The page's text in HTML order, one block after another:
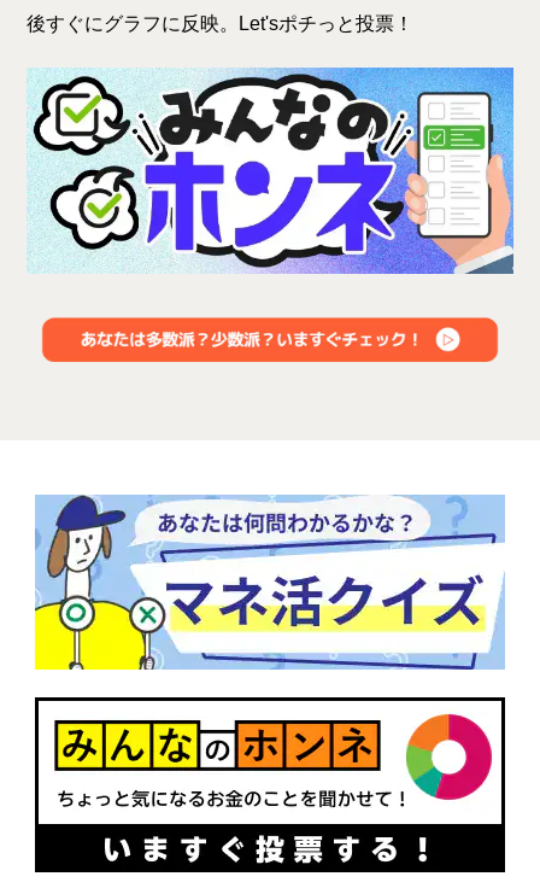
後すぐにグラフに反映。Let'sポチっと投票！